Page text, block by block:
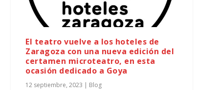
El teatro vuelve a los hoteles de
Zaragoza con una nueva edición del
certamen microteatro, en esta
ocasión dedicado a Goya
12 septiembre, 2023 | Blog